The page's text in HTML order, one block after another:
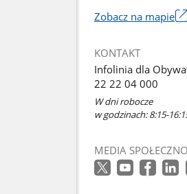
Zobacz na mapie
się
w
nowym
oknie
KONTAKT
Infolinia dla
22 22 04 000
W dni robocze
w godzinach: 8:15-
MEDIA